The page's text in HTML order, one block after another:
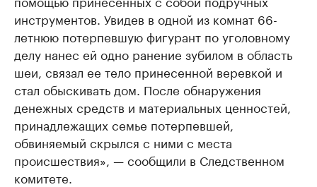
инструментов. Увидев в одной из комнат 66-
летнюю потерпевшую фигурант по уголовному
делу нанес ей одно ранение зубилом в область
шеи, связал ее тело принесенной веревкой и
стал обыскивать дом. После обнаружения
денежных средств и материальных ценностей,
принадлежащих семье потерпевшей,
обвиняемый скрылся с ними с места
происшествия», — сообщили в Следственном
комитете.